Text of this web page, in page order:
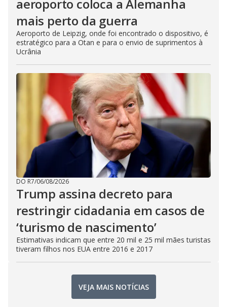
aeroporto coloca a Alemanha
mais perto da guerra
Aeroporto de Leipzig, onde foi encontrado o dispositivo, é
estratégico para a Otan e para o envio de suprimentos à
Ucrânia
DO R7/06/08/2026
Trump assina decreto para
restringir cidadania em casos de
‘turismo de nascimento’
Estimativas indicam que entre 20 mil e 25 mil mães turistas
tiveram filhos nos EUA entre 2016 e 2017
VEJA MAIS NOTÍCIAS